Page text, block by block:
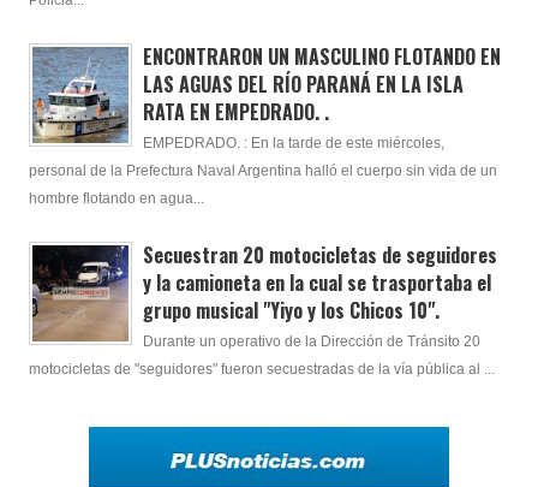
ENCONTRARON UN MASCULINO FLOTANDO EN
LAS AGUAS DEL RÍO PARANÁ EN LA ISLA
RATA EN EMPEDRADO. .
EMPEDRADO. : En la tarde de este miércoles,
personal de la Prefectura Naval Argentina halló el cuerpo sin vida de un
hombre flotando en agua...
Secuestran 20 motocicletas de seguidores
y la camioneta en la cual se trasportaba el
grupo musical "Yiyo y los Chicos 10".
Durante un operativo de la Dirección de Tránsito 20
motocicletas de "seguidores" fueron secuestradas de la vía pública al ...